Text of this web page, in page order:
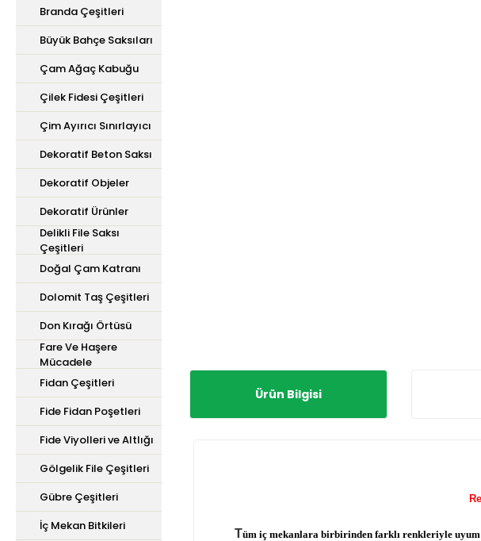
Branda Çeşitleri
Büyük Bahçe Saksıları
Çam Ağaç Kabuğu
Çilek Fidesi Çeşitleri
Çim Ayırıcı Sınırlayıcı
Dekoratif Beton Saksı
Dekoratif Objeler
Dekoratif Ürünler
Delikli File Saksı
Çeşitleri
Doğal Çam Katranı
Dolomit Taş Çeşitleri
Don Kırağı Örtüsü
Fare Ve Haşere
Mücadele
Fidan Çeşitleri
Fide Fidan Poşetleri
Fide Viyolleri ve Altlığı
Gölgelik File Çeşitleri
Gübre Çeşitleri
İç Mekan Bitkileri
Ürün Bilgisi
Tüm iç mekanlara birbirinden farklı renkleriyle